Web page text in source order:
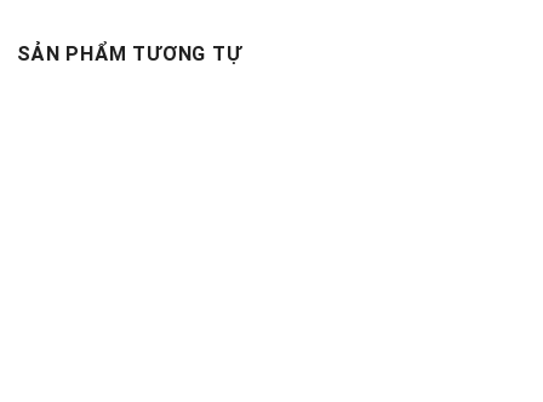
SẢN PHẨM TƯƠNG TỰ